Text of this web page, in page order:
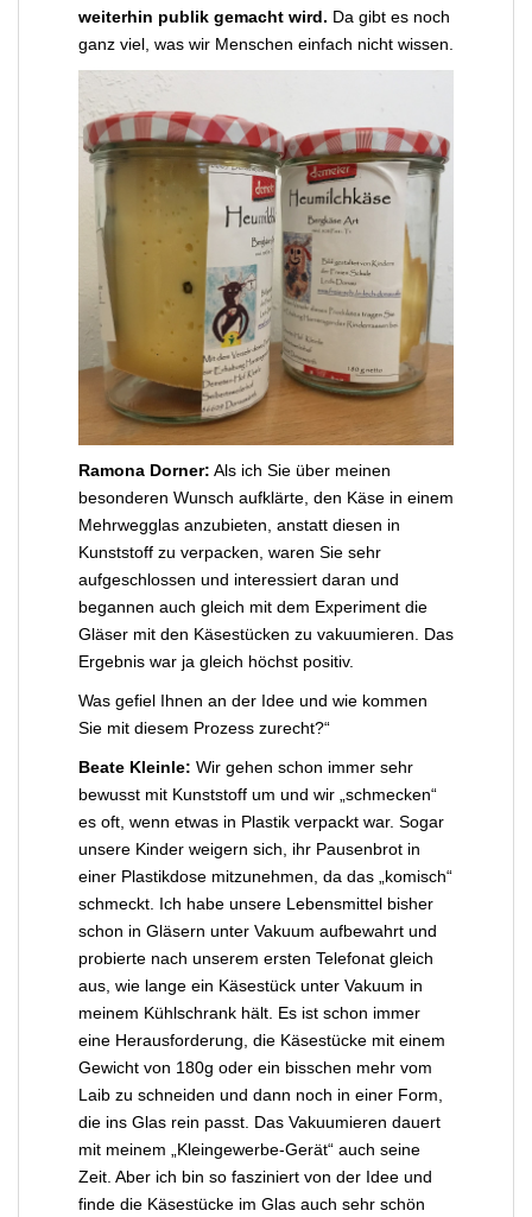
weiterhin publik gemacht wird. Da gibt es noch
ganz viel, was wir Menschen einfach nicht wissen.
Ramona Dorner: Als ich Sie über meinen
besonderen Wunsch aufklärte, den Käse in einem
Mehrwegglas anzubieten, anstatt diesen in
Kunststoff zu verpacken, waren Sie sehr
aufgeschlossen und interessiert daran und
begannen auch gleich mit dem Experiment die
Gläser mit den Käsestücken zu vakuumieren. Das
Ergebnis war ja gleich höchst positiv.
Was gefiel Ihnen an der Idee und wie kommen
Sie mit diesem Prozess zurecht?“
Beate Kleinle: Wir gehen schon immer sehr
bewusst mit Kunststoff um und wir „schmecken“
es oft, wenn etwas in Plastik verpackt war. Sogar
unsere Kinder weigern sich, ihr Pausenbrot in
einer Plastikdose mitzunehmen, da das „komisch“
schmeckt. Ich habe unsere Lebensmittel bisher
schon in Gläsern unter Vakuum aufbewahrt und
probierte nach unserem ersten Telefonat gleich
aus, wie lange ein Käsestück unter Vakuum in
meinem Kühlschrank hält. Es ist schon immer
eine Herausforderung, die Käsestücke mit einem
Gewicht von 180g oder ein bisschen mehr vom
Laib zu schneiden und dann noch in einer Form,
die ins Glas rein passt. Das Vakuumieren dauert
mit meinem „Kleingewerbe-Gerät“ auch seine
Zeit. Aber ich bin so fasziniert von der Idee und
finde die Käsestücke im Glas auch sehr schön